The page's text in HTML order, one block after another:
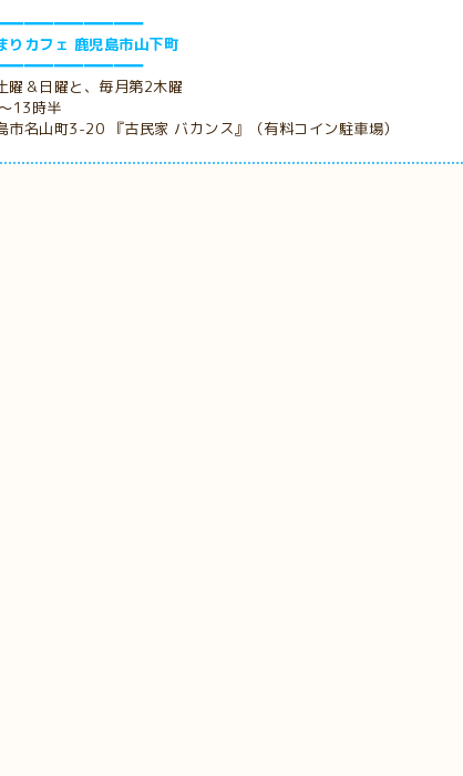
りカフェ 鹿児島市山下町
曜＆日曜と、毎月第2木曜
13時半
市名山町3-20 『古民家 バカンス』（有料コイン駐車場）